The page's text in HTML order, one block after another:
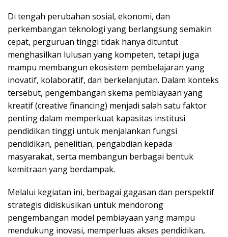
Di tengah perubahan sosial, ekonomi, dan
perkembangan teknologi yang berlangsung semakin
cepat, perguruan tinggi tidak hanya dituntut
menghasilkan lulusan yang kompeten, tetapi juga
mampu membangun ekosistem pembelajaran yang
inovatif, kolaboratif, dan berkelanjutan. Dalam konteks
tersebut, pengembangan skema pembiayaan yang
kreatif (creative financing) menjadi salah satu faktor
penting dalam memperkuat kapasitas institusi
pendidikan tinggi untuk menjalankan fungsi
pendidikan, penelitian, pengabdian kepada
masyarakat, serta membangun berbagai bentuk
kemitraan yang berdampak.
Melalui kegiatan ini, berbagai gagasan dan perspektif
strategis didiskusikan untuk mendorong
pengembangan model pembiayaan yang mampu
mendukung inovasi, memperluas akses pendidikan,